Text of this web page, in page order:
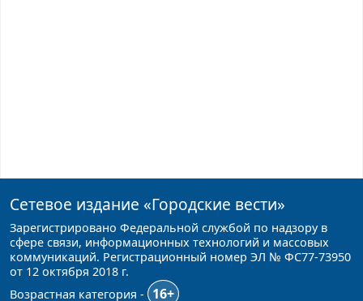
Сетевое издание «Городские вести»
Зарегистрировано Федеральной службой по надзору в
сфере связи, информационных технологий и массовых
коммуникаций. Регистрационный номер ЭЛ № ФС77-73950
от 12 октября 2018 г.
Возрастная категория -
16+